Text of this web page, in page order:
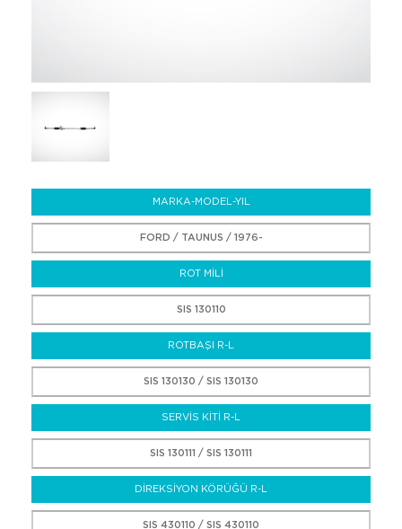
MARKA-MODEL-YIL
FORD / TAUNUS / 1976-
ROT MİLİ
SIS 130110
ROTBAŞI R-L
SIS 130130 / SIS 130130
SERVİS KİTİ R-L
SIS 130111 / SIS 130111
DİREKSİYON KÖRÜĞÜ R-L
SIS 430110 / SIS 430110